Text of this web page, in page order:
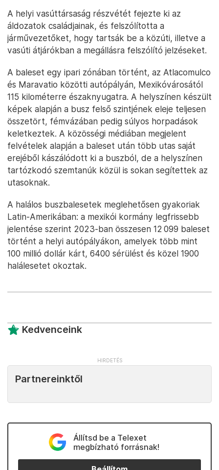
A helyi vasúttársaság részvétét fejezte ki az
áldozatok családjainak, és felszólította a
járművezetőket, hogy tartsák be a közúti, illetve a
vasúti átjárókban a megállásra felszólító jelzéseket.
A baleset egy ipari zónában történt, az Atlacomulco
és Maravatio közötti autópályán, Mexikóvárosától
115 kilométerre északnyugatra. A helyszínen készült
képek alapján a busz felső szintjének eleje teljesen
összetört, fémvázában pedig súlyos horpadások
keletkeztek. A közösségi médiában megjelent
felvételek alapján a baleset után több utas saját
erejéből kászálódott ki a buszból, de a helyszínen
tartózkodó szemtanúk közül is sokan segítettek az
utasoknak.
A halálos buszbalesetek meglehetősen gyakoriak
Latin-Amerikában: a mexikói kormány legfrissebb
jelentése szerint 2023-ban összesen 12 099 baleset
történt a helyi autópályákon, amelyek több mint
100 millió dollár kárt, 6400 sérülést és közel 1900
halálesetet okoztak.
Kedvenceink
Partnereinktől
Állítsd be a Telexet
megbízható forrásnak!